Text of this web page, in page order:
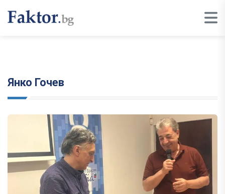
Янко Гочев